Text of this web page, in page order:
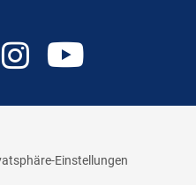
Einstellungen